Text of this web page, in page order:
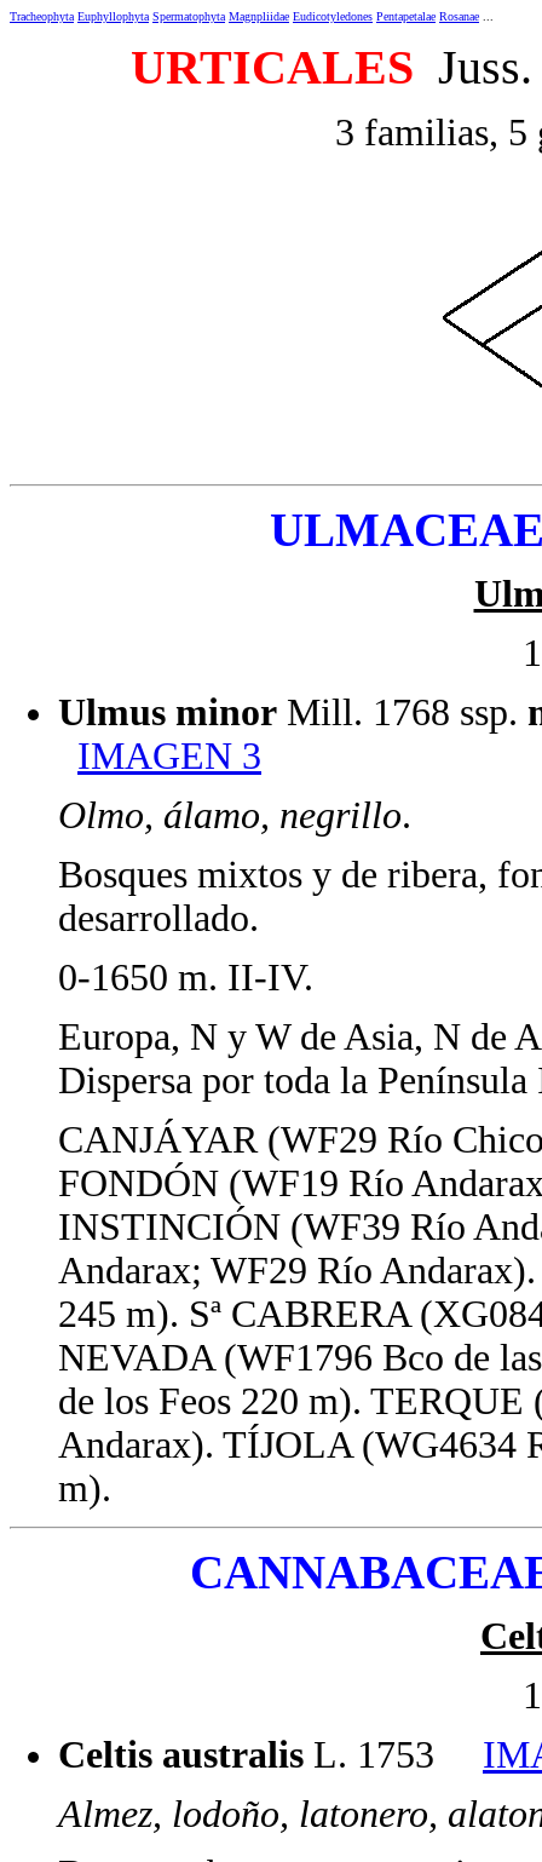
Tracheophyta Euphyllophyta Spermatophyta Magnpliidae Eudicotyledones Pentapetalae Rosanae
URTICALES
3 familias, 5
Ulmus minor Mill. 1768 ssp.
IMAGEN 3
Olmo, álamo, negrillo.
Bosques mixtos y de ribera,
desarrollado.
0-1650 m. II-IV.
Europa, N y W de Asia, N de
Dispersa por toda la Península
CANJÁYAR (WF29 Río
FONDÓN (WF19 Río
INSTINCIÓN (WF39 Río
Andarax; WF29 Río
245 m). Sª CABRERA
NEVADA (WF1796 Bco de
de los Feos 220 m).
Andarax). TÍJOLA (WG4634
m).
Celtis australis L. 1753
Almez, lodoño, latonero,